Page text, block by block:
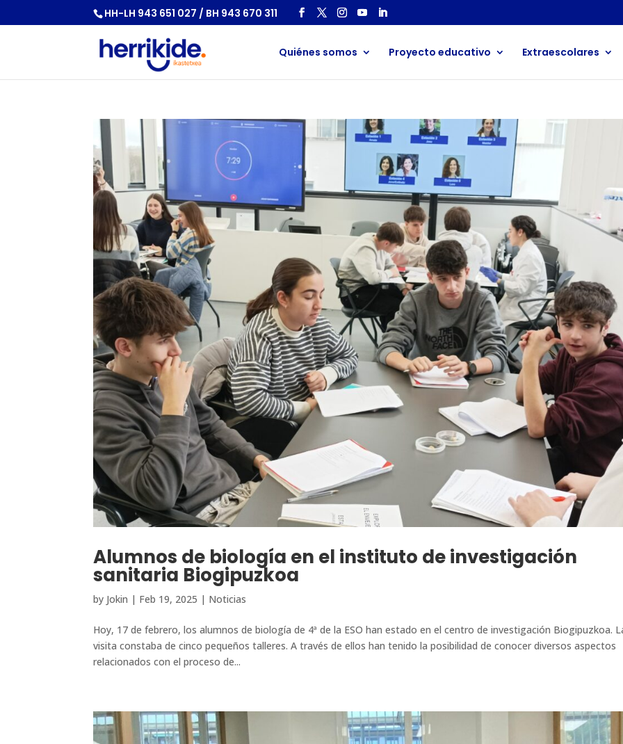
HH-LH 943 651 027 / BH 943 670 311
Quiénes somos Proyecto educativo Extraescolares
Alumnos de biología en el instituto de investigación
sanitaria Biogipuzkoa
by Jokin | Feb 19, 2025 | Noticias
Hoy, 17 de febrero, los alumnos de biología de 4ª de la ESO han estado en el centro de investigación Biogipuzkoa.
visita constaba de cinco pequeños talleres. A través de ellos han tenido la posibilidad de conocer diversos aspectos
relacionados con el proceso de...